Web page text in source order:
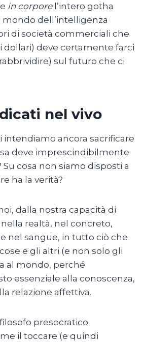
in corporel’intero gotha
dell’intelligenza
di società commerciali che
dollari) deve certamente farci
sul futuro che ci
nel vivo
intendiamo ancora sacrificare
deve imprescindibilmente
cosa non siamo disposti a
ha la verità?
dalla nostra capacità di
realtà, nel concreto,
nel sangue, in tutto ciò che
e gli altri (e non solo gli
al mondo, perché
essenziale alla conoscenza,
relazione affettiva.
presocratico
il toccare (e quindi